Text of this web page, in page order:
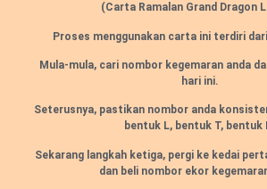
(Carta Ramalan Grand Dragon
Proses menggunakan carta ini terdiri
Mula-mula, cari nombor kegemaran anda
hari ini.
Seterusnya, pastikan nombor anda
bentuk L, bentuk T, bentuk
Sekarang langkah ketiga, pergi ke kedai
dan beli nombor ekor